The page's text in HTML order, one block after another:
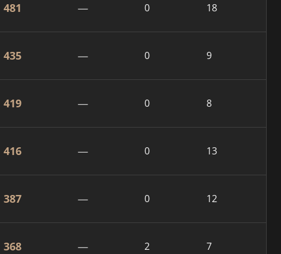
481 — 0 18
435 — 0 9
419 — 0 8
416 — 0 13
387 — 0 12
368 — 2 7